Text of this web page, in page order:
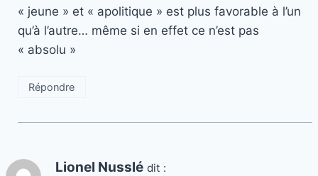
« jeune » et « apolitique » est plus favorable à l’un
qu’à l’autre… même si en effet ce n’est pas
« absolu »
Répondre
Lionel Nusslé dit :